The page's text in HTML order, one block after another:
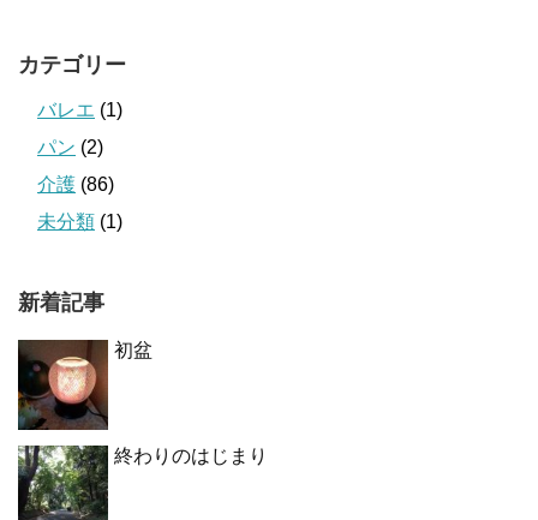
カテゴリー
バレエ (1)
パン (2)
介護 (86)
未分類 (1)
新着記事
初盆
終わりのはじまり